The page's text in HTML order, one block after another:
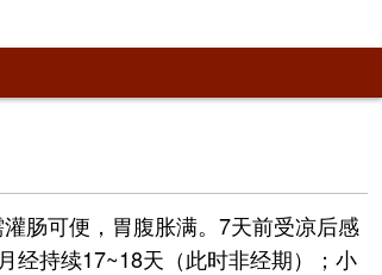
肠可便，胃腹胀满。7天前受凉后感
经持续17~18天（此时非经期）；小